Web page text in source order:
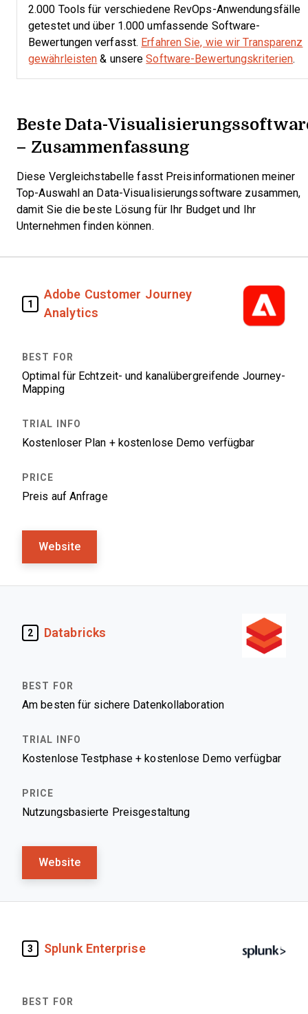
2.000 Tools für verschiedene RevOps-Anwendungsfälle
getestet und über 1.000 umfassende Software-
Bewertungen verfasst. Erfahren Sie, wie wir Transparenz
gewährleisten & unsereSoftware-Bewertungskriterien.
Beste Data-
– Zusammenfassung
Diese Vergleichstabelle fasst Preisinformationen meiner
Top-Auswahl an Data-Visualisierungssoftware zusammen,
damit Sie die beste Lösung für Ihr Budget und Ihr
Unternehmen finden können.
1
Adobe Customer Journey
Analytics
Optimal für Echtzeit- und kanalübergreifende Journey-
Mapping
Kostenloser Plan + kostenlose Demo verfügbar
Preis auf Anfrage
Website
2 Databricks
Am besten für sichere Datenkollaboration
Kostenlose Testphase + kostenlose Demo verfügbar
Nutzungsbasierte Preisgestaltung
Website
3 Splunk Enterprise